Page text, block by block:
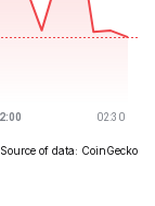
Source of data: CoinGecko